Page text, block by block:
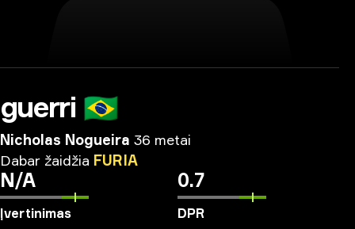
guerri 🇧🇷
Nicholas Nogueira 36 metai
Dabar žaidžia FURIA
N/A
Įvertinimas
0.7
DPR